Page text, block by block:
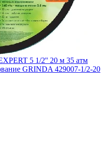
5 1/2'' 20 м 35 атм
GRINDA 429007-1/2-20